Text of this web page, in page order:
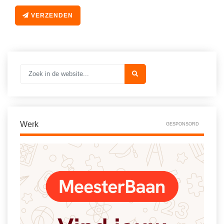
VERZENDEN
Werk GESPONSORD